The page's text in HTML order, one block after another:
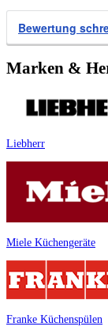
Bewertung
Marken &
Liebherr
Miele Küchengeräte
Franke Küchenspülen